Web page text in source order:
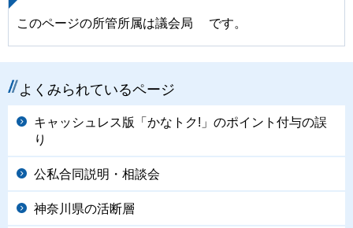
このページの所管所属は議会局 です。
よくみられているページ
キャッシュレス版「かなトク!」のポイント付与の誤
り
公私合同説明・相談会
神奈川県の活断層